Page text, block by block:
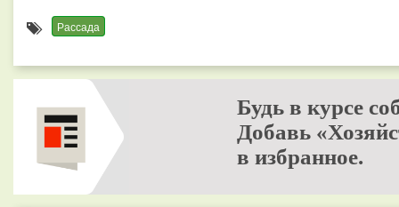
Рассада
Будь в курсе
Добавь
в избранное.